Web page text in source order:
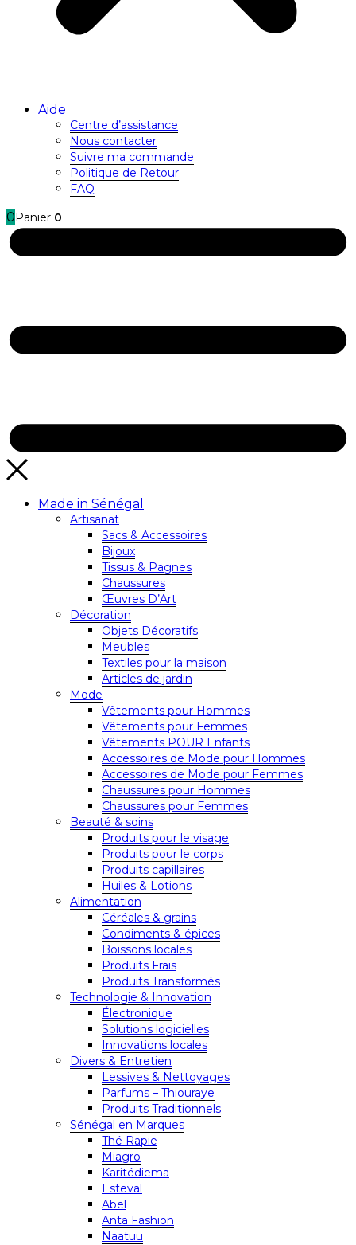
Aide
Centre d’assistance
Nous contacter
Suivre ma commande
Politique de Retour
FAQ
0 Panier 0
Made in Sénégal
Artisanat
Sacs & Accessoires
Bijoux
Tissus & Pagnes
Chaussures
Œuvres D’Art
Décoration
Objets Décoratifs
Meubles
Textiles pour la maison
Articles de jardin
Mode
Vêtements pour Hommes
Vêtements pour Femmes
Vêtements POUR Enfants
Accessoires de Mode pour Hommes
Accessoires de Mode pour Femmes
Chaussures pour Hommes
Chaussures pour Femmes
Beauté & soins
Produits pour le visage
Produits pour le corps
Produits capillaires
Huiles & Lotions
Alimentation
Céréales & grains
Condiments & épices
Boissons locales
Produits Frais
Produits Transformés
Technologie & Innovation
Électronique
Solutions logicielles
Innovations locales
Divers & Entretien
Lessives & Nettoyages
Parfums – Thiouraye
Produits Traditionnels
Sénégal en Marques
Thé Rapie
Miagro
Karitédiema
Esteval
Abel
Anta Fashion
Naatuu